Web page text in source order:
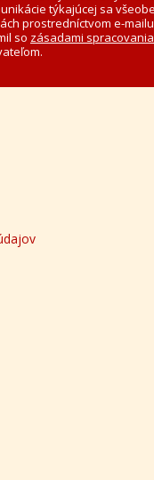
týkajúcej sa
prostredníctvom e-
so zásadami